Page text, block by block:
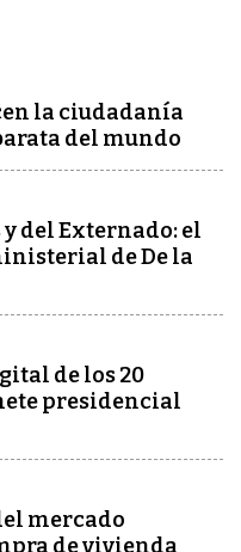
la ciudadanía
del mundo
del Externado: el
de De la
de los 20
presidencial
mercado
de vivienda